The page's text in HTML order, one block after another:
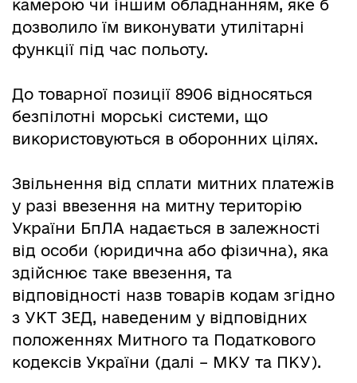
камерою чи іншим обладнанням, яке б
дозволило їм виконувати утилітарні
функції під час польоту.
До товарної позиції 8906 відносяться
безпілотні морські системи, що
використовуються в оборонних цілях.
Звільнення від сплати митних платежів
у разі ввезення на митну територію
України БпЛА надається в залежності
від особи (юридична або фізична), яка
здійснює таке ввезення, та
відповідності назв товарів кодам згідно
з УКТ ЗЕД, наведеним у відповідних
положеннях Митного та Податкового
кодексів України (далі – МКУ та ПКУ).